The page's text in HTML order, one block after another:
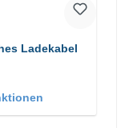
Ladekabel